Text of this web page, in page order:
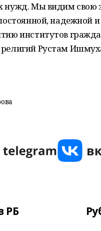
нужд. Мы видим свою
надежной
институтов
Рустам
РБ